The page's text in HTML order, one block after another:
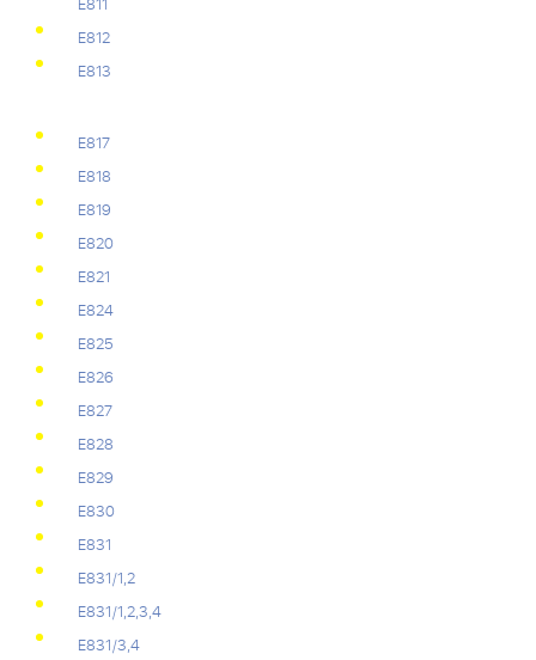
Е811
Е812
Е813
Е817
Е818
Е819
Е820
Е821
Е824
Е825
Е826
Е827
Е828
Е829
Е830
Е831
Е831/1,2
Е831/1,2,3,4
Е831/3,4